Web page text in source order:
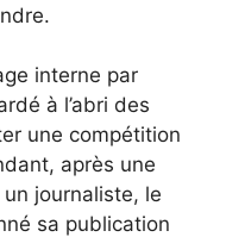
interne par
à l’abri des
une compétition
après une
journaliste, le
sa publication